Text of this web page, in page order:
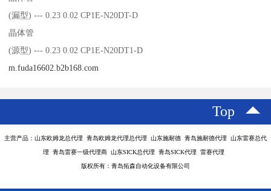
(漏型) --- 0.23 0.02 CP1E-N20DT-D
晶体管
(源型) --- 0.23 0.02 CP1E-N20DT1-D
m.fuda16602.b2b168.com
Top
主营产品：山东欧姆龙总代理 青岛欧姆龙代理总代理 山东施耐德 青岛施耐德代理 山东雷赛总代
理 青岛雷赛一级代理商 山东SICK总代理 青岛SICK代理 雷赛代理
版权所有：青岛拓森自动化设备有限公司